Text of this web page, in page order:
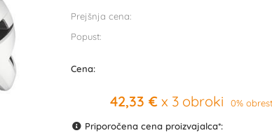
Prejšnja cena:
Popust:
Cena:
42,33 € x 3 obroki 0%
Priporočena cena proizvajalca*: